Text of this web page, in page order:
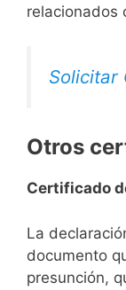
relacionados
Solicitar
Otros
Certificado
La
documento
presunción,